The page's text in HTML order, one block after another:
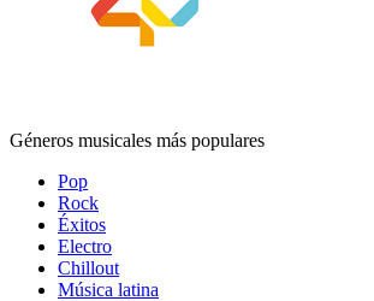
Géneros musicales más populares
Pop
Rock
Éxitos
Electro
Chillout
Música latina